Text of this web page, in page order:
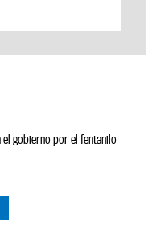
gobierno por el fentanilo